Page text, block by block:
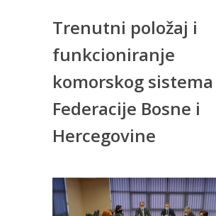
Trenutni položaj i
funkcioniranje
komorskog sistema
Federacije Bosne i
Hercegovine